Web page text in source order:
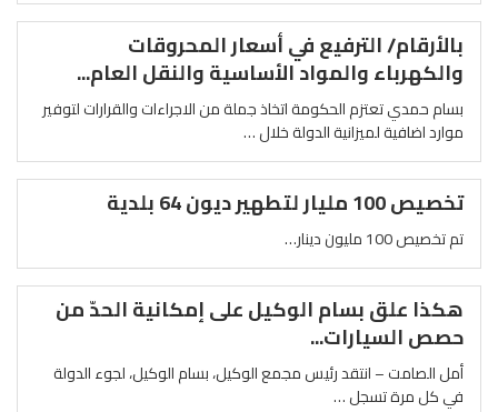
بالأرقام/ الترفيع في أسعار المحروقات
والكهرباء والمواد الأساسية والنقل العام...
بسام حمدي تعتزم الحكومة اتخاذ جملة من الاجراءات والقرارات لتوفير
موارد اضافية لميزانية الدولة خلال …
تخصيص 100 مليار لتطهير ديون 64 بلدية
تم تخصيص 100 مليون دينار…
هكذا علق بسام الوكيل على إمكانية الحدّ من
حصص السيارات...
أمل الصامت – انتقد رئيس مجمع الوكيل، بسام الوكيل، لجوء الدولة
في كل مرة تسجل …